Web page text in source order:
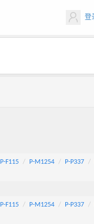
登
P-F115 P-M1254 P-P337
P-F115 P-M1254 P-P337